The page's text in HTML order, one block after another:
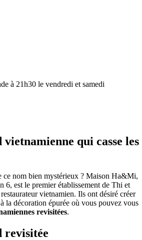
à 21h30 le vendredi et samedi
qui casse les
ce nom bien mystérieux ? Maison Ha&Mi,
6, est le premier établissement de Thi et
vietnamien. Ils ont désiré créer
la décoration épurée où vous pouvez vous
revisitées.
revisitée